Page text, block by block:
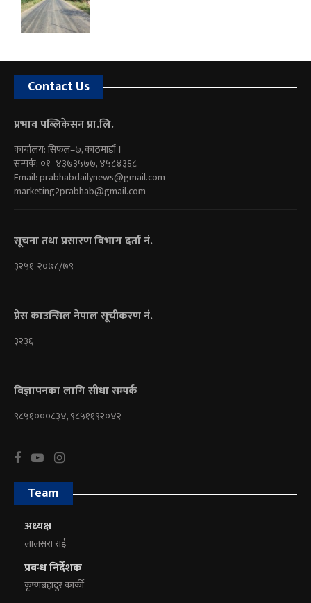
Contact Us
प्रभाव पब्लिकेसन प्रा.लि.
कार्यालय: सिफल–७, काठमाडौं ।
सम्पर्क: ०१–४३७३५७७, ४५८४३६८
Email:prabhabdailynews@gmail.com
marketing2prabhab@gmail.com
सूचना तथा प्रसारण विभाग दर्ता नं.
३२५१-२०७८/७९
प्रेस काउन्सिल नेपाल सूचीकरण नं.
३२३६
विज्ञापनका लागि सीधा सम्पर्क
९८५१०००८३४, ९८५११९२०४२
Team
अध्यक्ष
लालसरा राई
प्रबन्ध निर्देशक
कृष्णबहादुर कार्की